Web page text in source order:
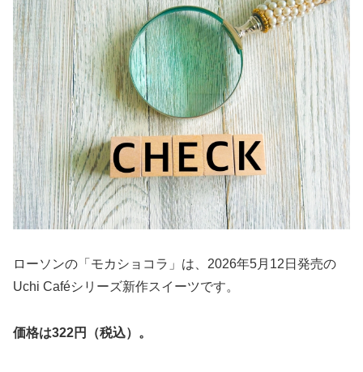
ローソンの「モカショコラ」は、2026年5月12日発売の
Uchi Caféシリーズ新作スイーツです。
価格は322円（税込）。